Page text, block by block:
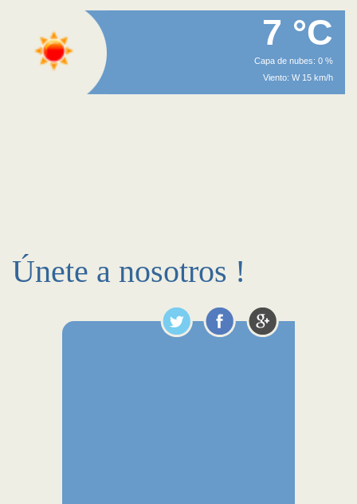
7 °C
Capa de nubes: 0 %
Viento: W 15 km/h
Únete a nosotros !